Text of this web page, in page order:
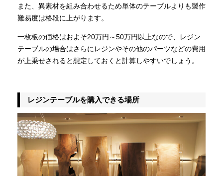
また、異素材を組み合わせるため単体のテーブルよりも製作
難易度は格段に上がります。
一枚板の価格はおよそ20万円～50万円以上なので、レジン
テーブルの場合はさらにレジンやその他のパーツなどの費用
が上乗せされると想定しておくと計算しやすいでしょう。
レジンテーブルを購入できる場所